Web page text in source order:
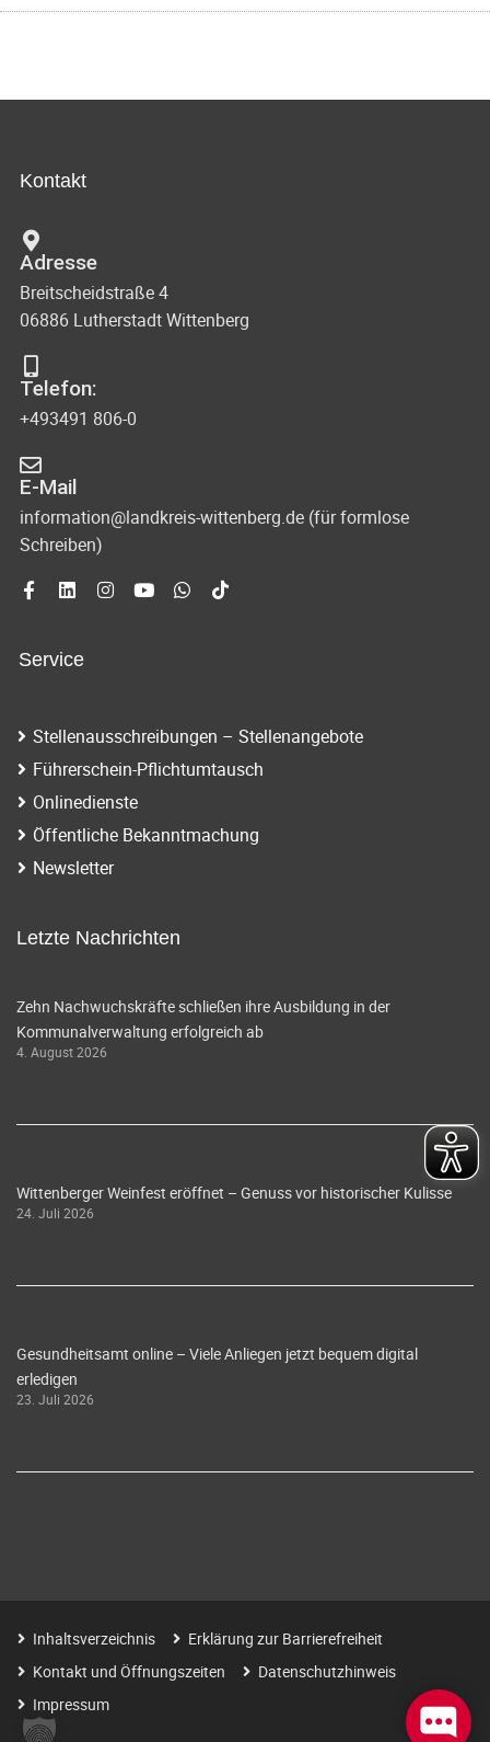
Kontakt
Adresse
Breitscheidstraße 4
06886 Lutherstadt Wittenberg
Telefon:
+493491 806-0
E-Mail
information@landkreis-wittenberg.de (für formlose
Schreiben)
Service
Stellenausschreibungen – Stellenangebote
Führerschein-Pflichtumtausch
Onlinedienste
Öffentliche Bekanntmachung
Newsletter
Letzte Nachrichten
Zehn Nachwuchskräfte schließen ihre Ausbildung in der
Kommunalverwaltung erfolgreich ab
4. August 2026
Wittenberger Weinfest eröffnet – Genuss vor historischer Kulisse
24. Juli 2026
Gesundheitsamt online – Viele Anliegen jetzt bequem digital
erledigen
23. Juli 2026
Inhaltsverzeichnis
Erklärung zur Barrierefreiheit
Kontakt und Öffnungszeiten
Datenschutzhinweis
Impressum